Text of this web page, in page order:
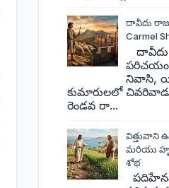
దావీదు
Carmel
దావీదు
నివాసి,
కుమారులలో
రెండవ రా...
విత్తువాని
మరియు
శోభ